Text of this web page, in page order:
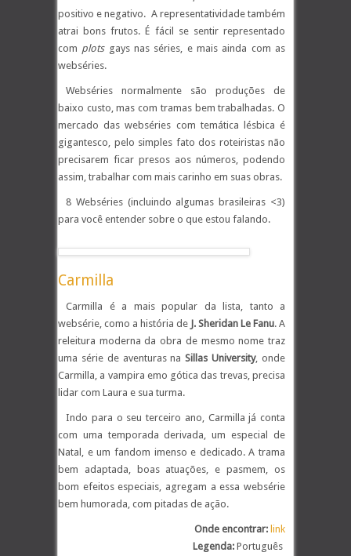
positivo e negativo. A representatividade também
atrai bons frutos. É fácil se sentir representado
com plots gays nas séries, e mais ainda com as
webséries.
Webséries normalmente são produções de
baixo custo, mas com tramas bem trabalhadas. O
mercado das webséries com temática lésbica é
gigantesco, pelo simples fato dos roteiristas não
precisarem ficar presos aos números, podendo
assim, trabalhar com mais carinho em suas obras.
8 Webséries (incluindo algumas brasileiras <3)
para você entender sobre o que estou falando.
Carmilla
Carmilla é a mais popular da lista, tanto a
websérie, como a história de J. Sheridan Le Fanu. A
releitura moderna da obra de mesmo nome traz
uma série de aventuras naSillas University, onde
Carmilla, a vampira emo gótica das trevas, precisa
lidar com Laura e sua turma.
Indo para o seu terceiro ano, Carmilla já conta
com uma temporada derivada, um especial de
Natal, e um fandom imenso e dedicado. A trama
bem adaptada, boas atuações, e pasmem, os
bom efeitos especiais, agregam a essa websérie
bem humorada, com pitadas de ação.
Onde encontrar: link
Legenda: Português